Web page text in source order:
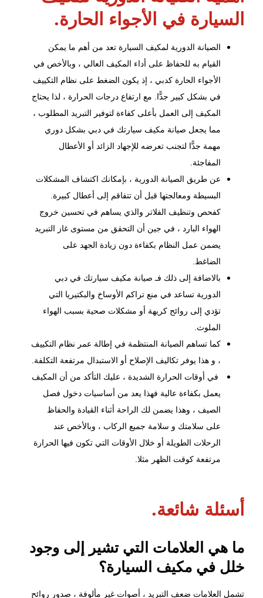
السيارة في الأجواء الحارة.
الصيانة الدورية لمكيف السيارة تعد من أهم ما يمكن
القيام به للحفاظ على أداء المكيف العالي ، وبالأخص في
الأجواء الحارة كدبي ، إذ يكون الضغط على نظام التكييف
في بشكل كبير جدًّا. مع ارتفاع درجات الحرارة ، لذا يحتاج
المكيف إلى العمل بأعلى كفاءة لتوفير التبريد المطلوب ،
مما يجعل صيانة مكيف سيارتك في دبي بشكل دوري
مهمة جدًّا لتجنب تعرضه للإجهاد الزائد أو الأعطال
المفاجئة.
عن طريق الصيانة الدورية ، بإمكانك اكتشاف المشكلات
البسيطة ومعالجتها قبل أن تتفاقم إلى أعطال كبيرة.
كفحص وتنظيف الفلاتر والذي يساهم في تحسين خروج
الهواء البارد ، في جين أن التحقق من مستوى غاز التبريد
يضمن عمل النظام بكفاءة دون زيادة الجهد على
الضاغط.
بالاضافة إلى ذلك فـ صيانة مكيف سيارتك في دبي
الدورية تساعد في منع تراكم الأوساخ والبكتيريا التي
تؤدي إلى روائح كريهة أو مشكلات صحية بسبب الهواء
الملوث.
كما تساهم الصيانة المنتظمة في إطالة عمر نظام التكييف
، و هذا يوفر تكاليف الإصلاح أو الاستبدال مرتفعة التكلفة.
في أوقات الحرارة الشديدة ، عليك التأكد من أن المكيف
يعمل بكفاءة عالية فهذا يعد من أساسيات دخول فصل
الصيف ، وهذا يضمن لك الراحة أثناء القيادة والحفاظ
على سلامتك و سلامة جميع الركاب ، وبالأخص عند
الرحلات الطويلة أو خلال الأوقات التي تكون فيها الحرارة
مرتفعة كوقت الظهر مثلا.
أسئلة شائعة.
ما هي العلامات التي تشير إلى وجود
خلل في مكيف السيارة؟
تشمل العلامات ضعف التبريد ، أصوات غير مألوفة ، صدور روائح